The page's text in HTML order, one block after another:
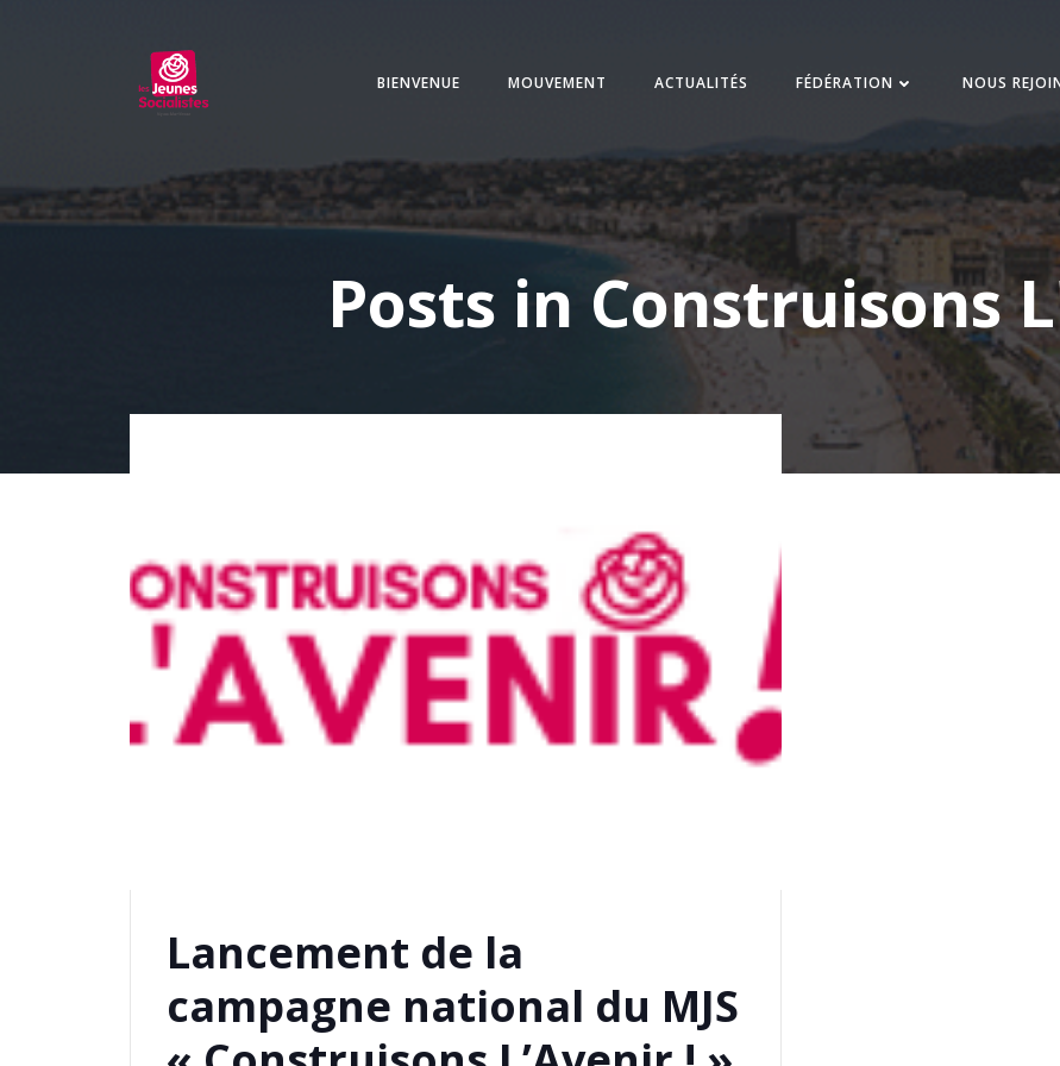
BIENVENUE MOUVEMENT ACTUALITÉS FÉDÉRATION NOUS
Posts in Construisons
Lancement de la
campagne national du MJS